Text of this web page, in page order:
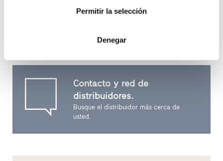
Permitir la selección
Denegar
hasta el montaje. Solo de este modo podrá tener la
Más información acerca de la empresa
Contacto y red de
distribuidores.
Busque el distribuidor más cerca de
usted.